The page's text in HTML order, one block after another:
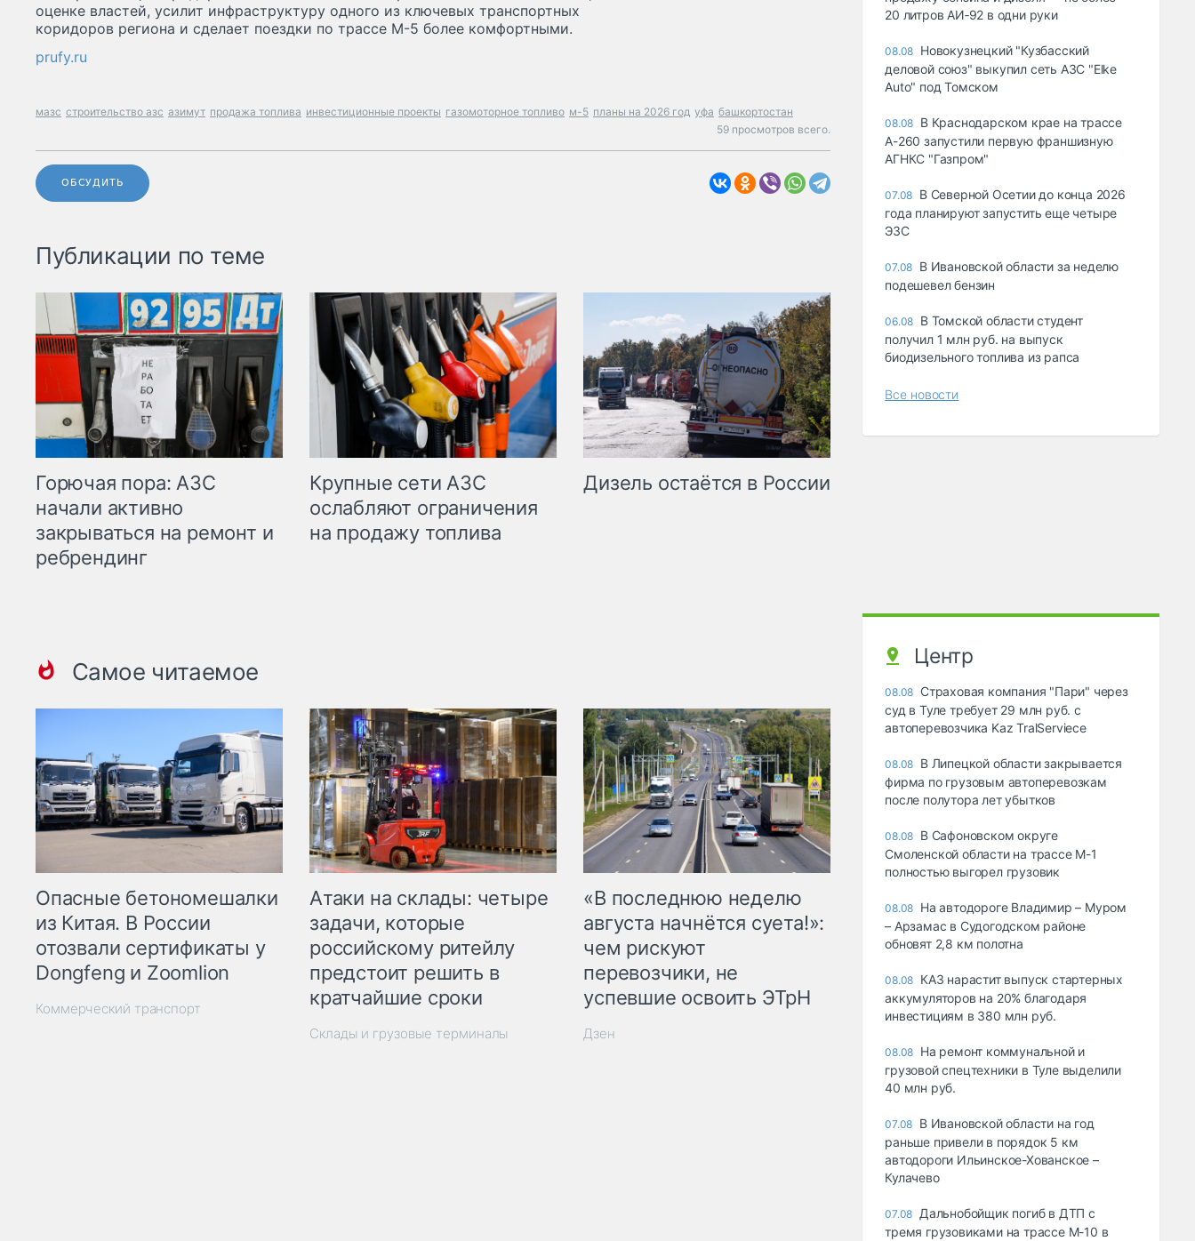
оценке властей, усилит инфраструктуру одного из ключевых транспортных
коридоров региона и сделает поездки по трассе М-5 более комфортными.
prufy.ru
мазс строительство азс азимут продажа топлива инвестиционные проекты газомоторное топливо м-5 планы на 2026 год уфа башкортостан
59 просмотров всего.
ОБСУДИТЬ
Публикации по теме
Горючая пора: АЗС
начали активно
закрываться на ремонт и
ребрендинг
Крупные сети АЗС
ослабляют ограничения
на продажу топлива
Дизель остаётся в России
Самое читаемое
Опасные бетономешалки
из Китая. В России
отозвали сертификаты у
Dongfeng и Zoomlion
Коммерческий транспорт
Атаки на склады: четыре
задачи, которые
российскому ритейлу
предстоит решить в
кратчайшие сроки
Склады и грузовые терминалы
«В последнюю неделю
августа начнётся суета!»:
чем рискуют
перевозчики, не
успевшие освоить ЭТрН
Дзен
20 литров АИ‑92 в одни руки
08.08 Новокузнецкий "Кузбасский
деловой союз" выкупил сеть АЗС "Elke
Auto" под Томском
08.08 В Краснодарском крае на трассе
А-260 запустили первую франшизную
АГНКС "Газпром"
07.08 В Северной Осетии до конца 2026
года планируют запустить еще четыре
ЭЗС
07.08 В Ивановской области за неделю
подешевел бензин
06.08 В Томской области студент
получил 1 млн руб. на выпуск
биодизельного топлива из рапса
Все новости
Центр
08.08 Страховая компания "Пари" через
суд в Туле требует 29 млн руб. с
автоперевозчика Kaz TralServiece
08.08 В Липецкой области закрывается
фирма по грузовым автоперевозкам
после полутора лет убытков
08.08 В Сафоновском округе
Смоленской области на трассе М-1
полностью выгорел грузовик
08.08 На автодороге Владимир – Муром
– Арзамас в Судогодском районе
обновят 2,8 км полотна
08.08 КАЗ нарастит выпуск стартерных
аккумуляторов на 20% благодаря
инвестициям в 380 млн руб.
08.08 На ремонт коммунальной и
грузовой спецтехники в Туле выделили
40 млн руб.
07.08 В Ивановской области на год
раньше привели в порядок 5 км
автодороги Ильинское-Хованское –
Кулачево
07.08 Дальнобойщик погиб в ДТП с
тремя грузовиками на трассе М-10 в